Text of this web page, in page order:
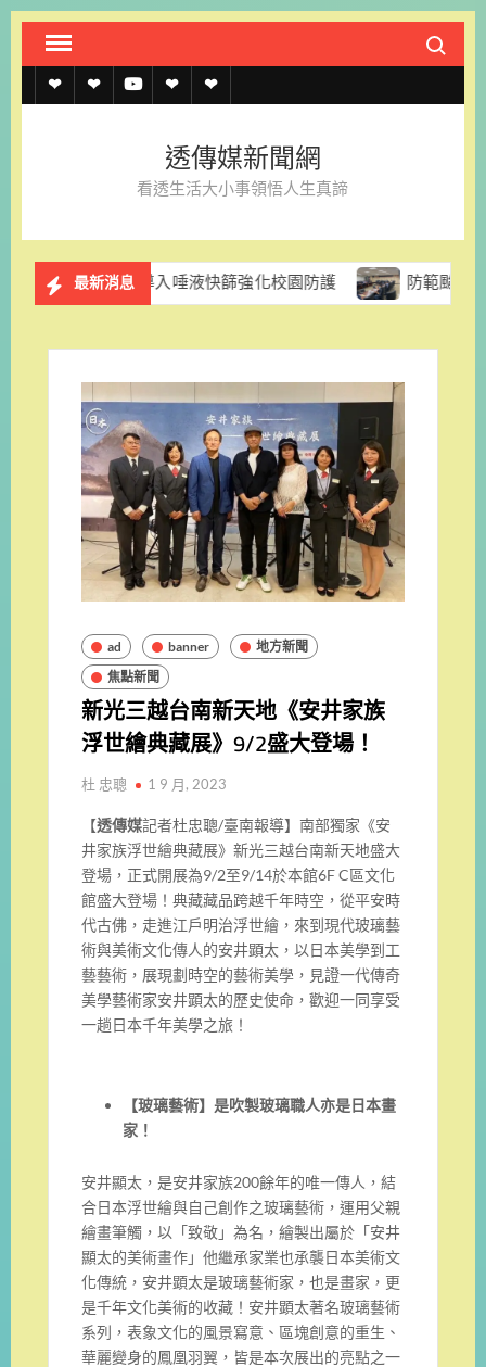
Skip
content
Search
透
約
透
上
記
單
透 聯
我
官
LINE
透傳媒新聞網
看透生活大小事領悟人生真諦
最新消息
導入唾液快篩強化校園防護 防範颱風停電風險 台電
ad banner
地方新聞
焦點新聞
新光三越台南新天地《安井家族
浮世繪典藏展》9/2盛大登場！
杜 忠聰 1 9 月, 2023
【透傳媒記者杜忠聰/臺南報導】南部獨家《安
井家族浮世繪典藏展》新光三越台南新天地盛大
登場，正式開展為9/2至9/14於本館6F C區文化
館盛大登場！典藏藏品跨越千年時空，從平安時
代古佛，走進江戶明治浮世繪，來到現代玻璃藝
術與美術文化傳人的安井顕太，以日本美學到工
藝藝術，展現劃時空的藝術美學，見證一代傳奇
美學藝術家安井顕太的歷史使命，歡迎一同享受
一趟日本千年美學之旅！
【玻璃藝術】是吹製玻璃職人亦是日本畫
家！
安井顯太，是安井家族200餘年的唯一傳人，結
合日本浮世繪與自己創作之玻璃藝術，運用父親
繪畫筆觸，以「致敬」為名，繪製出屬於「安井
顯太的美術畫作」他繼承家業也承襲日本美術文
化傳統，安井顕太是玻璃藝術家，也是畫家，更
是千年文化美術的收藏！安井顕太著名玻璃藝術
系列，表象文化的風景寫意、區塊創意的重生、
華麗變身的鳳凰羽翼，皆是本次展出的亮點之一